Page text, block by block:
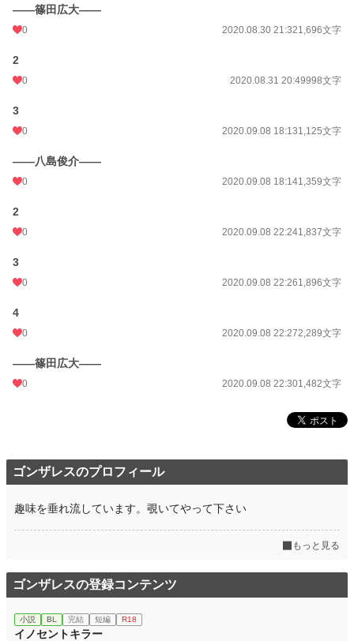
——篠田広大——
0 2020.08.30 21:321,696文字
2
0 2020.08.31 20:49998文字
3
0 2020.09.08 18:131,125文字
——八島俊介——
0 2020.09.08 18:141,359文字
2
0 2020.09.08 22:241,837文字
3
0 2020.09.08 22:261,896文字
4
0 2020.09.08 22:272,289文字
——篠田広大——
0 2020.09.08 22:301,482文字
ゴンザレスのプロフィール
趣味を垂れ流しています。覗いてやって下さい
もっと見る
ゴンザレスの登録コンテンツ
小説 BL 完結 短編 R18
イノセントキラー